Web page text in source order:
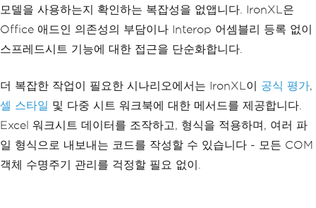
모델을 사용하는지 확인하는 복잡성을 없앱니다. IronXL은
Office 애드인 의존성의 부담이나 Interop 어셈블리 등록 없이
스프레드시트 기능에 대한 접근을 단순화합니다.
더 복잡한 작업이 필요한 시나리오에서는 IronXL이 공식 평가,
셀 스타일 및 다중 시트 워크북에 대한 메서드를 제공합니다.
Excel 워크시트 데이터를 조작하고, 형식을 적용하며, 여러 파
일 형식으로 내보내는 코드를 작성할 수 있습니다 - 모든 COM
객체 수명주기 관리를 걱정할 필요 없이.